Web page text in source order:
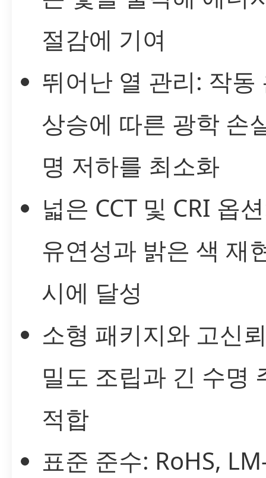
절감에 기여
뛰어난 열 관리: 작동
상승에 따른 광학 손
명 저하를 최소화
넓은 CCT 및 CRI 옵
유연성과 밝은 색 재
시에 달성
소형 패키지와 고신
밀도 조립과 긴 수명
적합
표준 준수: RoHS,